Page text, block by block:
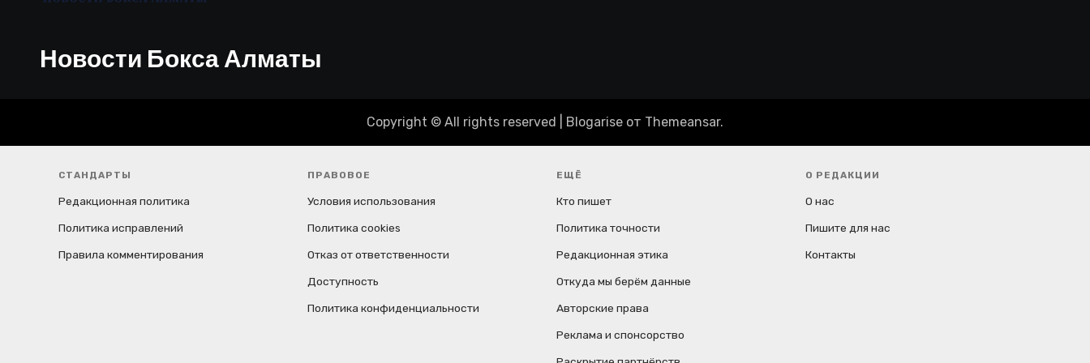
м
Новости Бокса Алматы
Copyright © All rights reserved Blogarise от Themeansar.
СТАНДАРТЫ
Редакционная политика
Политика исправлений
Правила комментирования
ПРАВОВОЕ
Условия использования
Политика cookies
Отказ от ответственности
Доступность
Политика конфиденциальности
ЕЩЁ
Кто пишет
Политика точности
Редакционная этика
Откуда мы берём данные
Авторские права
Реклама и спонсорство
О РЕДАКЦИИ
О нас
Пишите для нас
Контакты